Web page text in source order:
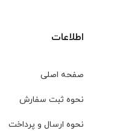
اطلاعات
صفحه اصلی
نحوه ثبت سفارش
نحوه ارسال و پرداخت